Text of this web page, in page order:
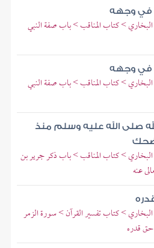
في وجهه
> كتاب المناقب > باب صفة النبي
في وجهه
> كتاب المناقب > باب صفة النبي
صلى الله عليه وسلم منذ
ضحك
> كتاب المناقب > باب ذكر جرير بن
عنه
> كتاب تفسير القرآن > سورة الزمر
حق قدره